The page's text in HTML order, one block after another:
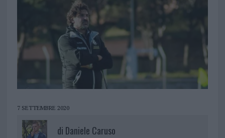
7 SETTEMBRE 2020
di Daniele Caruso